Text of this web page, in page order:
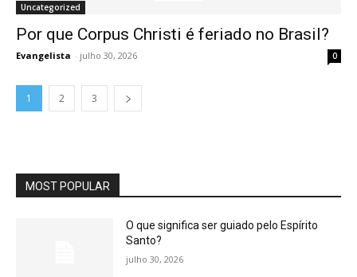
Uncategorized
Por que Corpus Christi é feriado no Brasil?
Evangelista - julho 30, 2026 0
1 2 3
MOST POPULAR
O que significa ser guiado pelo Espírito
Santo?
julho 30, 2026